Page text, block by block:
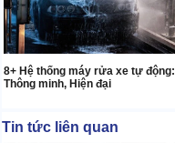
8+ Hệ thống máy rửa xe tự động:
Thông minh, Hiện đại
Tin tức liên quan